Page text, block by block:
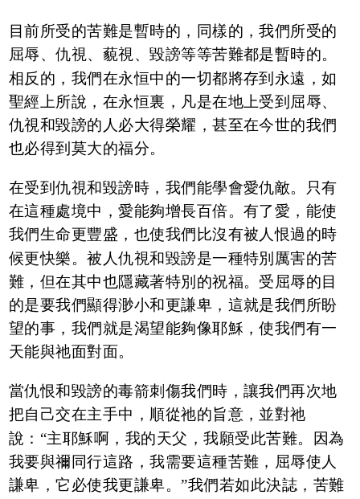
目前所受的苦難是暫時的，同樣的，我們所受的
屈辱、仇視、藐視、毀謗等等苦難都是暫時的。
相反的，我們在永恒中的一切都將存到永遠，如
聖經上所說，在永恒裏，凡是在地上受到屈辱、
仇視和毀謗的人必大得榮耀，甚至在今世的我們
也必得到莫大的福分。
在受到仇視和毀謗時，我們能學會愛仇敵。只有
在這種處境中，愛能夠增長百倍。有了愛，能使
我們生命更豐盛，也使我們比沒有被人恨過的時
候更快樂。被人仇視和毀謗是一種特別厲害的苦
難，但在其中也隱藏著特別的祝福。受屈辱的目
的是要我們顯得渺小和更謙卑，這就是我們所盼
望的事，我們就是渴望能夠像耶穌，使我們有一
天能與祂面對面。
當仇恨和毀謗的毒箭刺傷我們時，讓我們再次地
把自己交在主手中，順從祂的旨意，並對祂
說：“主耶穌啊，我的天父，我願受此苦難。因為
我要與禰同行這路，我需要這種苦難，屈辱使人
謙卑，它必使我更謙卑。”我們若如此決誌，苦難